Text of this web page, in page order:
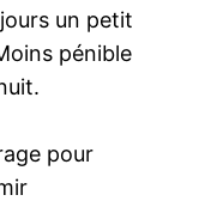
un petit
pénible
pour